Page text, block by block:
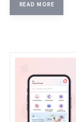
READ MORE